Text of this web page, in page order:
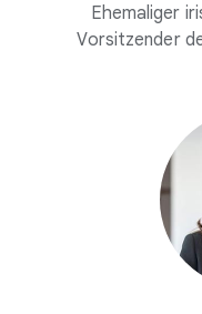
Ehemaliger
Vorsitzender